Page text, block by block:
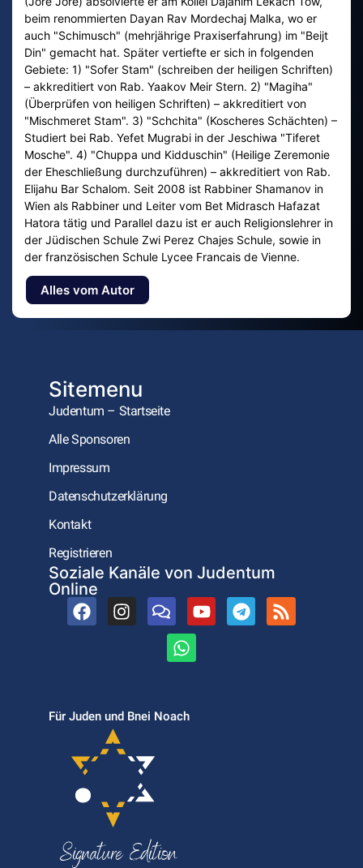
beim renommierten Dayan Rav Mordechaj Malka, wo er
auch "Schimusch" (mehrjährige Praxiserfahrung) im "Beijt
Din" gemacht hat. Später vertiefte er sich in folgenden
Gebiete: 1) "Sofer Stam" (schreiben der heiligen Schriften)
– akkreditiert von Rab. Yaakov Meir Stern. 2) "Magiha"
(Überprüfen von heiligen Schriften) – akkreditiert von
"Mischmeret Stam". 3) "Schchita" (Koscheres Schächten) –
Studiert bei Rab. Yefet Mugrabi in der Jeschiwa "Tiferet
Mosche". 4) "Chuppa und Kidduschin" (Heilige Zeremonie
der Eheschließung durchzuführen) – akkreditiert von Rab.
Elijahu Bar Schalom. Seit 2008 ist Rabbiner Shamanov in
Wien als Rabbiner und Leiter vom Bet Midrasch Hafazat
Hatora tätig und Parallel dazu ist er auch Religionslehrer in
der Jüdischen Schule Zwi Perez Chajes Schule, sowie in
der französischen Schule Lycee Francais de Vienne.
Alles vom Autor
Sitemenu
Judentum – Startseite
Alle Sponsoren
Impressum
Datenschutzerklärung
Kontakt
Registrieren
Soziale Kanäle von Judentum
Online
Für Juden und Bnei Noach